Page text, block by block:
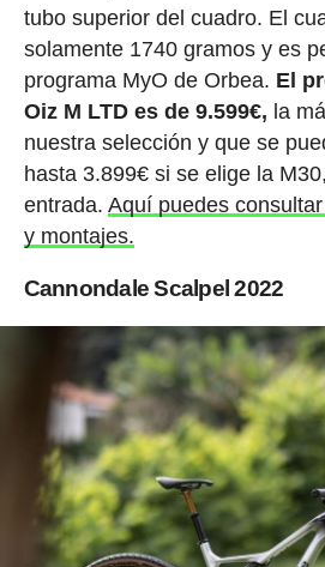
tubo superior del cuadro. El
solamente 1740 gramos y es
programa MyO de Orbea. El
Oiz M LTD es de 9.599€, la
nuestra selección y que se
hasta 3.899€ si se elige la
entrada. Aquí puedes
y montajes.
Cannondale Scalpel 2022